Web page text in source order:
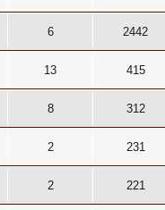
6 2442
13 415
8 312
2 231
2 221